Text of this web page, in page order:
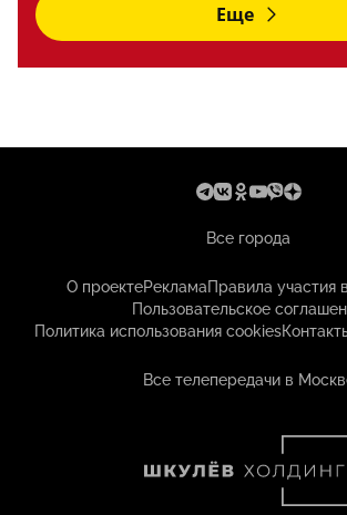
Еще
Все города
О проектеРекламаПравила участия
Пользовательское
Политика использования cookies
Все телепередачи в